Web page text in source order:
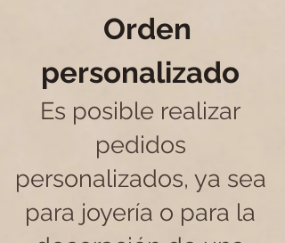
Orden
personalizado
Es posible realizar
pedidos
personalizados, ya sea
para joyería o para la